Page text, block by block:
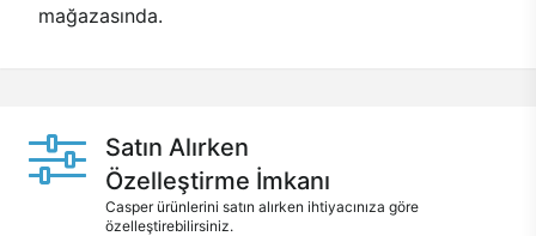
mağazasında.
Satın Alırken
Özelleştirme İmkanı
Casper ürünlerini satın alırken ihtiyacınıza göre
özelleştirebilirsiniz.